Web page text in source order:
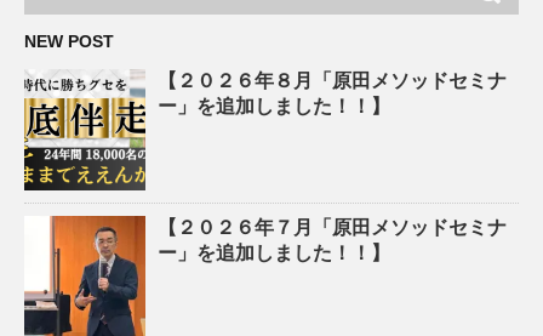
NEW POST
【２０２６年８月「原田メソッドセミナ
ー」を追加しました！！】
【２０２６年７月「原田メソッドセミナ
ー」を追加しました！！】